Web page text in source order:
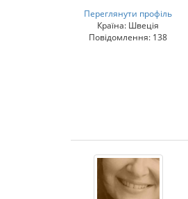
Переглянути профіль
Країна: Швеція
Повідомлення: 138